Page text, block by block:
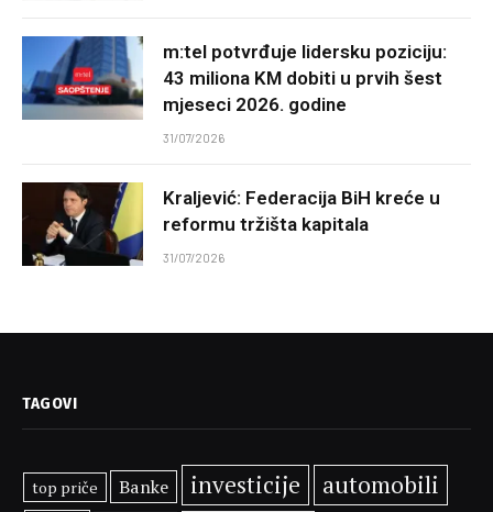
m:tel potvrđuje lidersku poziciju:
43 miliona KM dobiti u prvih šest
mjeseci 2026. godine
31/07/2026
Kraljević: Federacija BiH kreće u
reformu tržišta kapitala
31/07/2026
TAGOVI
top priče Banke investicije automobili